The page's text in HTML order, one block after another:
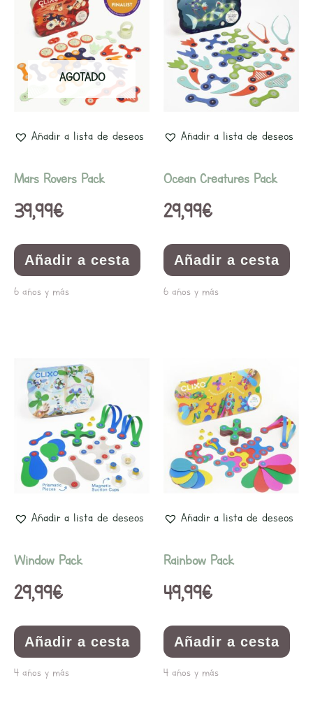
AGOTADO
Añadir a lista de deseos
Mars Rovers Pack
39,99€
Añadir a cesta
6 años y más
Añadir a lista de deseos
Ocean Creatures Pack
29,99€
Añadir a cesta
6 años y más
Añadir a lista de deseos
Window Pack
29,99€
Añadir a cesta
4 años y más
Añadir a lista de deseos
Rainbow Pack
49,99€
Añadir a cesta
4 años y más